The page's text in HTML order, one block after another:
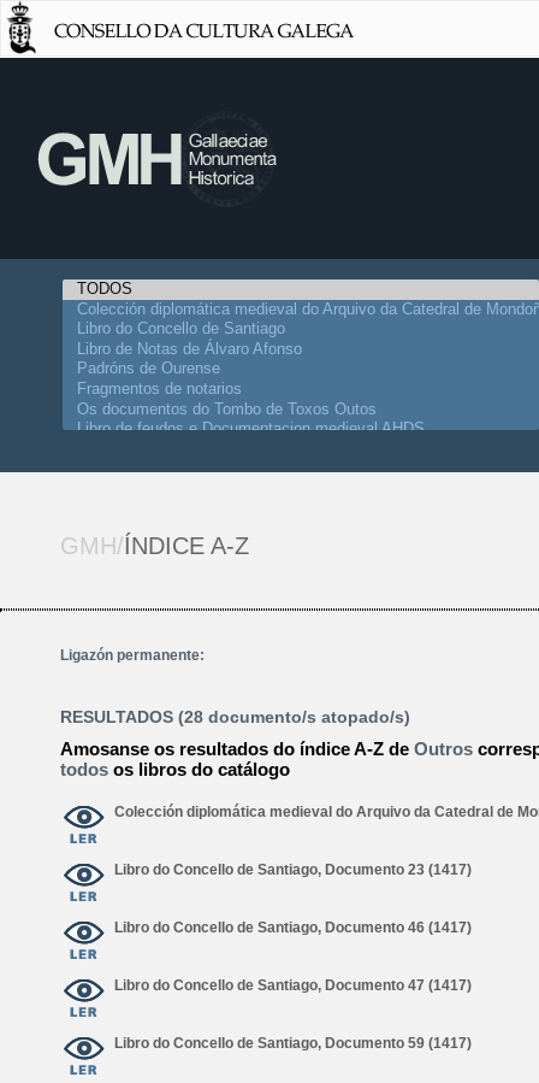
GMH/ÍNDICE A-Z
Ligazón permanente:
RESULTADOS (28 documento/s atopado/s)
Amosanse os resultados do índice A-Z de Outros
todos os libros do catálogo
Colección diplomática medieval do Arquivo da Catedral de
Libro do Concello de Santiago, Documento 23 (1417)
Libro do Concello de Santiago, Documento 46 (1417)
Libro do Concello de Santiago, Documento 47 (1417)
Libro do Concello de Santiago, Documento 59 (1417)